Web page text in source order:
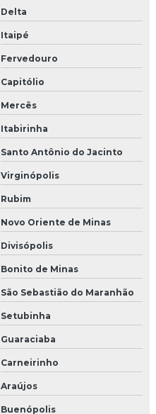
Delta
Itaipé
Fervedouro
Capitólio
Mercês
Itabirinha
Santo Antônio do Jacinto
Virginópolis
Rubim
Novo Oriente de Minas
Divisópolis
Bonito de Minas
São Sebastião do Maranhão
Setubinha
Guaraciaba
Carneirinho
Araújos
Buenópolis